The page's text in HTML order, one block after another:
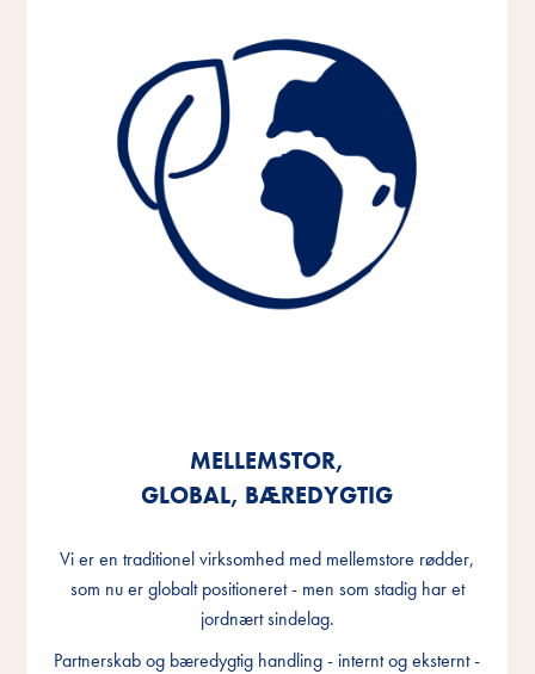
MELLEMSTOR,
GLOBAL, BÆREDYGTIG
Vi er en traditionel virksomhed med mellemstore rødder,
som nu er globalt positioneret - men som stadig har et
jordnært sindelag.
Partnerskab og bæredygtig handling - internt og eksternt -
MELLEMSTOR,
GLOBAL, BÆREDYGTIG
Vi er en traditionel virksomhed med mellemstore rødder,
som nu er globalt positioneret - men som stadig har et
jordnært sindelag.
Partnerskab og bæredygtig handling - internt og eksternt -
MELLEMSTOR,
GLOBAL, BÆREDYGTIG
Vi er en traditionel virksomhed med mellemstore rødder,
som nu er globalt positioneret - men som stadig har et
jordnært sindelag.
Partnerskab og bæredygtig handling - internt og eksternt -